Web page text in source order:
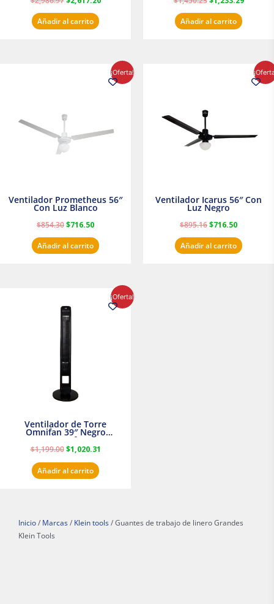
Añadir al carrito Añadir al carrito
¡Oferta!
Ventilador Prometheus 56″
Con Luz Blanco
$854.30$716.50
precio
actual
Añadir al carrito
Ventilador Icarus 56″ Con
Luz Negro
$895.16$716.50
precio
actual
Añadir al carrito
¡Oferta!
Ventilador de Torre
Omnifan 39″ Negro
Masterfan
$1,199.00
original
era:
$1,020.31
precio
actual
Añadir al carrito
Inicio / Marcas / Klein tools / Guantes de trabajo de linero Grandes
Klein Tools